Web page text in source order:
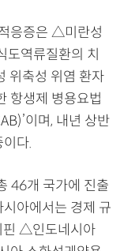
응증은 △미란성
역류질환의 치
위축성 위염 환자
항생제 병용요법
이며, 내년 상반
다.
46개 국가에 진출
아에서는 경제 규
핀 △인도네시아